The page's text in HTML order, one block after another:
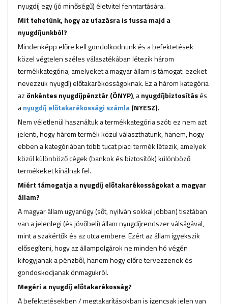
nyugdíj egy (jó minőségű) életvitel fenntartására.
Mit tehetünk, hogy az utazásra is fussa majd a
nyugdíjunkból?
Mindenképp előre kell gondolkodnunk és a befektetések
közel végtelen széles választékában létezik három
termékkategória, amelyeket a magyar állam is támogat: ezeket
nevezzük nyugdíj előtakarékosságoknak. Ez a három kategória
az önkéntes nyugdíjpénztár (ÖNYP), anyugdíjbiztosításés
anyugdíj előtakarékossági számla(NYESZ).
Nem véletlenül használtuk a termékkategória szót: ez nem azt
jelenti, hogy három termék közül választhatunk, hanem, hogy
ebben a kategóriában több tucat piaci termék létezik, amelyek
közül különböző cégek (bankok és biztosítók) különböző
termékeket kínálnak fel.
Miért támogatja a nyugdíj előtakarékosságokat a magyar
állam?
A magyar állam ugyanúgy (sőt, nyilván sokkal jobban) tisztában
van a jelenlegi (és jövőbeli) állam nyugdíjrendszer válságával,
mint a szakértők és az utca embere. Ezért az állam igyekszik
elősegíteni, hogy az állampolgárok ne minden hó végén
kifogyjanak a pénzből, hanem hogy előre tervezzenek és
gondoskodjanak önmagukról.
Megéri a nyugdíj előtakarékosság?
A befektetésekben / megtakarításokban is igencsak jelen van